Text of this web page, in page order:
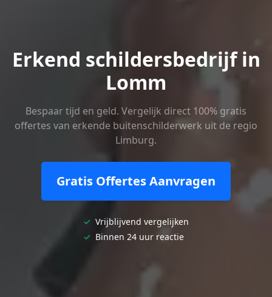
Erkend schildersbedrijf in
Lomm
Bespaar tijd en geld. Vergelijk direct 100% gratis
offertes van erkende buitenschilderwerk uit de regio
Limburg.
Gratis Offertes Aanvragen
✓ Vrijblijvend vergelijken
✓ Binnen 24 uur reactie